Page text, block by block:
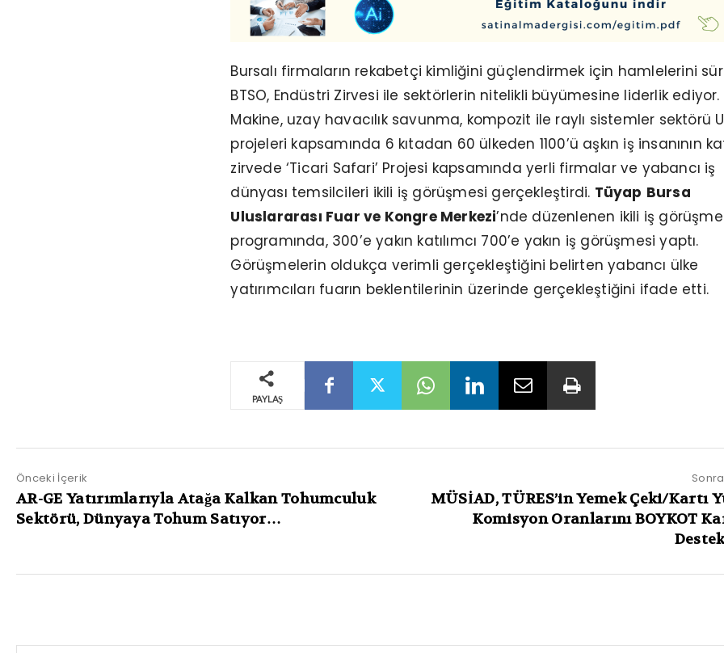
Bursalı firmaların rekabetçi kimliğini güçlendirmek için hamlelerini
BTSO, Endüstri Zirvesi ile sektörlerin nitelikli büyümesine liderlik ediyor.
Makine, uzay havacılık savunma, kompozit ile raylı sistemler sektörü
projeleri kapsamında 6 kıtadan 60 ülkeden 1100’ü aşkın iş insanının
zirvede ‘Ticari Safari’ Projesi kapsamında yerli firmalar ve yabancı iş
dünyası temsilcileri ikili iş görüşmesi gerçekleştirdi. Tüyap Bursa
Uluslararası Fuar ve Kongre Merkezi’nde düzenlenen ikili iş
programında, 300’e yakın katılımcı 700’e yakın iş görüşmesi yaptı.
Görüşmelerin oldukça verimli gerçekleştiğini belirten yabancı ülke
yatırımcıları fuarın beklentilerinin üzerinde gerçekleştiğini ifade etti.
PAYLAŞ
Önceki İçerik
AR-GE Yatırımlarıyla Atağa Kalkan Tohumculuk
Sektörü, Dünyaya Tohum Satıyor…
MÜSİAD, TÜRES’in Yemek Çeki/Kartı
Komisyon Oranlarını BOYKOT